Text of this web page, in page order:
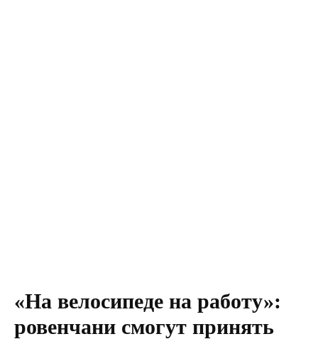
«На велосипеде на работу»:
ровенчани смогут принять